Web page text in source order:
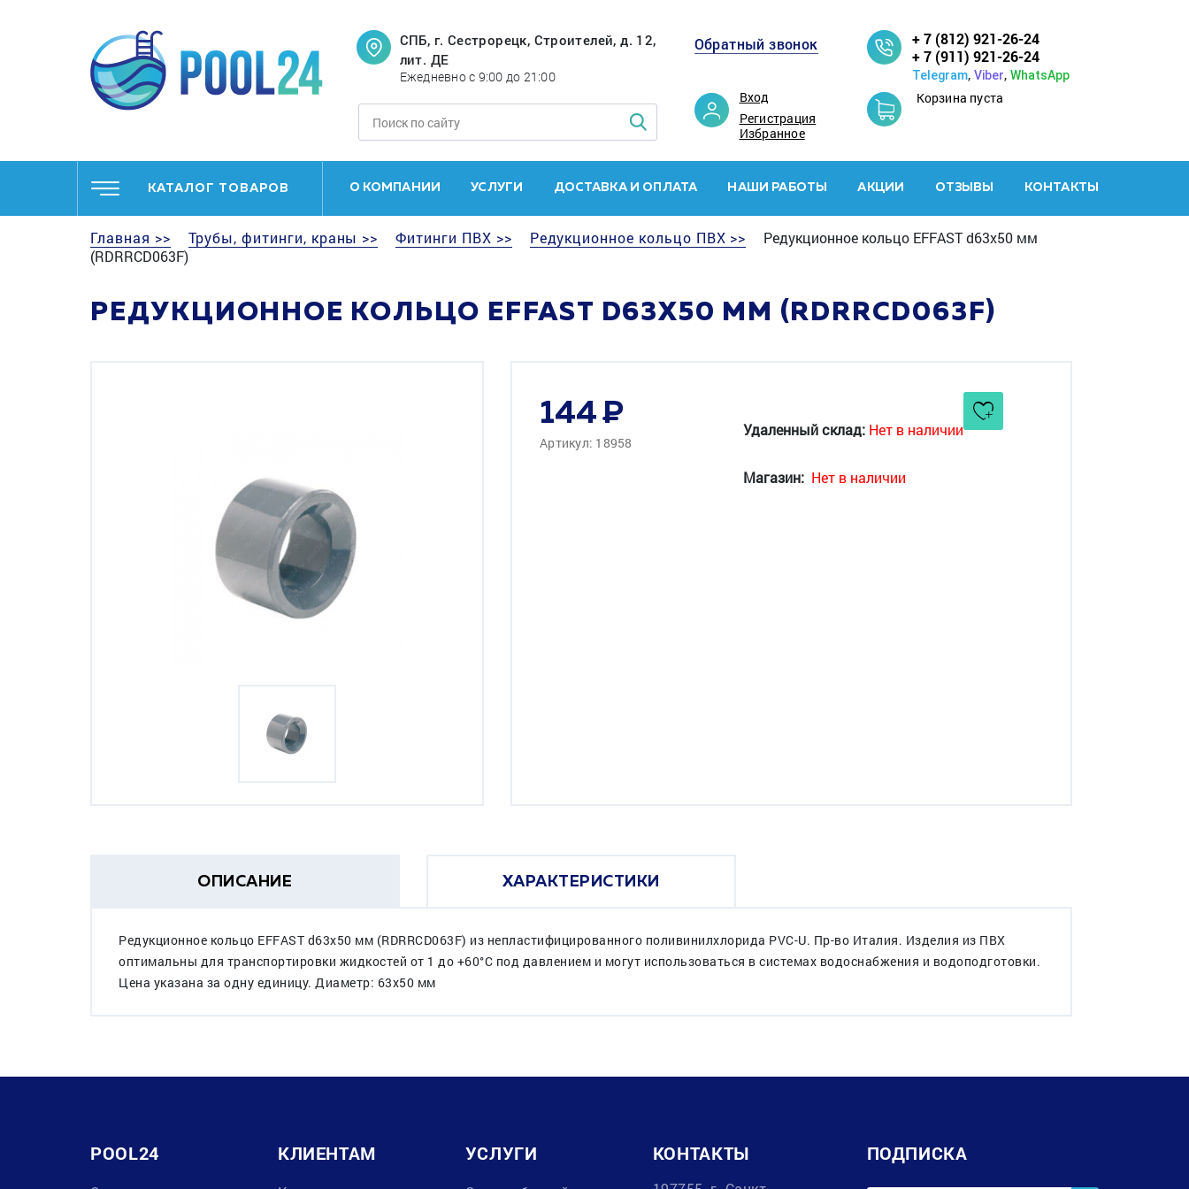
СПБ, г. Сестрорецк, Строителей, д. 12,
лит. ДЕ
Ежедневно с 9:00 до 21:00
Обратный звонок
Вход
Регистрация
Избранное
+ 7 (812) 921-26-24
+ 7 (911) 921-26-24
Telegram, Viber, WhatsApp
Корзина пуста
КАТАЛОГ ТОВАРОВ О КОМПАНИИ УСЛУГИ ДОСТАВКА И ОПЛАТА НАШИ РАБОТЫ АКЦИИ ОТЗЫВЫ КОНТАКТЫ
Главная >> Трубы, фитинги, краны >> Фитинги ПВХ >> Редукционное кольцо ПВХ >>
Редукционное кольцо EFFAST d63x50 мм
(RDRRCD063F)
РЕДУКЦИОННОЕ КОЛЬЦО EFFAST D63X50 ММ (RDRRCD063F)
144
Артикул: 18958
Удаленный склад: Нет в наличии
Магазин: Нет в наличии
ОПИСАНИЕ ХАРАКТЕРИСТИКИ
Редукционное кольцо EFFAST d63x50 мм (RDRRCD063F) из непластифицированного поливинилхлорида PVC-U. Пр-во Италия. Изделия из ПВХ
оптимальны для транспортировки жидкостей от 1 до +60°C под давлением и могут использоваться в системах водоснабжения и водоподготовки.
Цена указана за одну единицу. Диаметр: 63x50 мм
POOL24 КЛИЕНТАМ УСЛУГИ КОНТАКТЫ ПОДПИСКА